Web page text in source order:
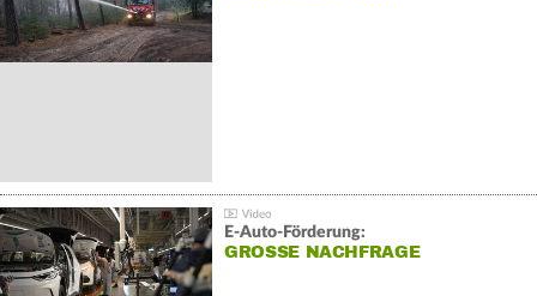
E-Auto-Förderung:
GROSSE NACHFRAGE